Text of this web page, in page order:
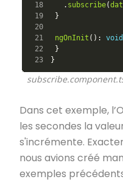
18
19
20
21
22
23
. subscribe(
}
ngOnInit (): void
}
}
Dans cet exemple,
les secondes la
s'incrémente.
nous avions créé
exemples